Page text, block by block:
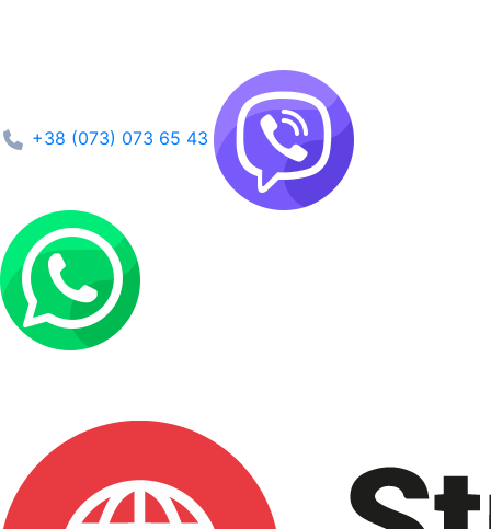
+38 (073) 073 65 43